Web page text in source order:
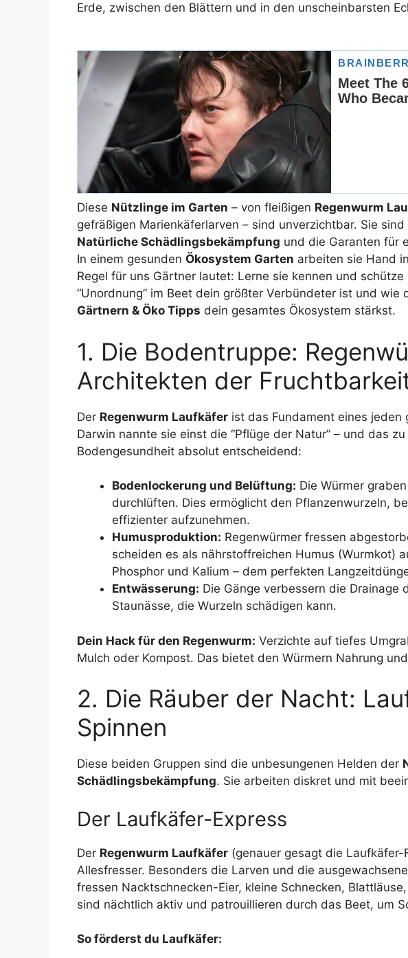
Erde, zwischen den Blättern und in den unscheinbarsten
Diese Nützlinge im Garten – von fleißigen Regenwurm
gefräßigen Marienkäferlarven – sind unverzichtbar. Sie
Natürliche Schädlingsbekämpfung und die Garanten für
In einem gesunden Ökosystem Garten arbeiten sie Hand
Regel für uns Gärtner lautet: Lerne sie kennen und
“Unordnung” im Beet dein größter Verbündeter ist und wie
Gärtnern & Öko Tipps dein gesamtes Ökosystem stärkst.
1. Die Bodentruppe:
Architekten der
Der Regenwurm Laufkäfer ist das Fundament eines jeden
Darwin nannte sie einst die “Pflüge der Natur” – und das
Bodengesundheit absolut entscheidend:
Bodenlockerung und Belüftung: Die Würmer
durchlüften. Dies ermöglicht den Pflanzenwurzeln,
effizienter aufzunehmen.
Humusproduktion: Regenwürmer fressen
scheiden es als nährstoffreichen Humus (Wurmkot)
Phosphor und Kalium – dem perfekten
Entwässerung: Die Gänge verbessern die Drainage
Staunässe, die Wurzeln schädigen kann.
Dein Hack für den Regenwurm: Verzichte auf tiefes
Mulch oder Kompost. Das bietet den Würmern Nahrung
2. Die Räuber der Nacht:
Spinnen
Diese beiden Gruppen sind die unbesungenen Helden der
Schädlingsbekämpfung. Sie arbeiten diskret und mit
Der Laufkäfer-Express
Der Regenwurm Laufkäfer (genauer gesagt die
Allesfresser. Besonders die Larven und die
fressen Nacktschnecken-Eier, kleine Schnecken,
sind nächtlich aktiv und patrouillieren durch das Beet, um
So förderst du Laufkäfer: